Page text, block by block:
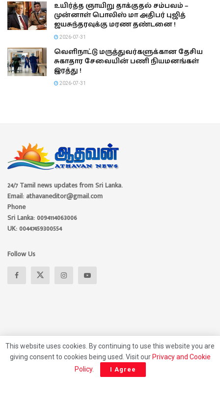
உயிர்த்த ஞாயிறு தாக்குதல் சம்பவம் –
முன்னாள் பொலிஸ் மா அதிபர் புஜித்
ஜயசுந்தரவுக்கு மரண தண்டனை !
2026-07-31
வெளிநாட்டு மருத்துவர்களுக்கான தேசிய
சுகாதார சேவையின் பணி நியமனங்கள்
இரத்து !
2026-07-31
24/7 Tamil news updates from Sri Lanka.
Email: athavaneditor@gmail.com
Phone
Sri Lanka: 0094114063006
UK: 00447459300554
Follow Us
About Privacy Policy Contact Us
This website uses cookies. By continuing to use this website you are
giving consent to cookies being used. Visit our Privacy and Cookie
Policy. I Agree